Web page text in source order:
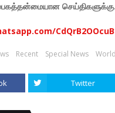
Recent Special News
Twitter